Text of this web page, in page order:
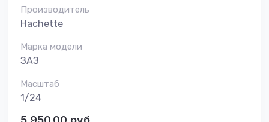
Производитель
Hachette
Марка модели
ЗАЗ
Масштаб
1/24